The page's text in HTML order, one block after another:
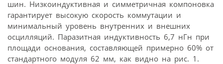
шин. Низкоиндуктивная и симметричная компоновка
гарантирует высокую скорость коммутации и
минимальный уровень внутренних и внешних
осцилляций. Паразитная индуктивность 6,7 нГн при
площади основания, составляющей примерно 60% от
стандартного модуля 62 мм, как видно на рис. 1.